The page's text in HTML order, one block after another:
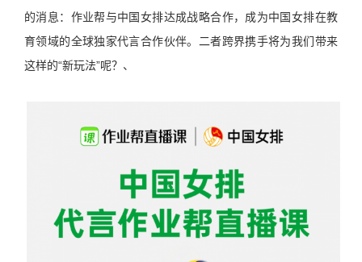
的消息：作业帮与中国女排达成战略合作，成为中国女排在教
育领域的全球独家代言合作伙伴。二者跨界携手将为我们带来
这样的“新玩法”呢？、